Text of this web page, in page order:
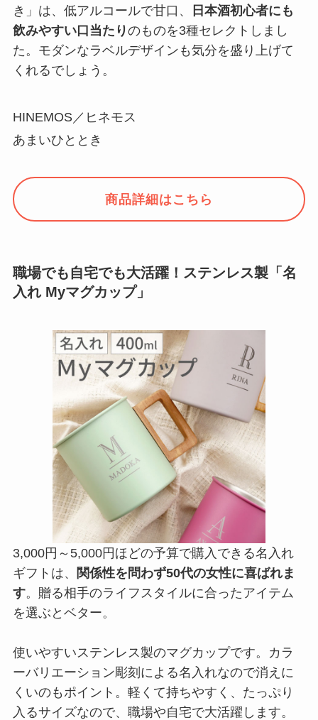
き」は、低アルコールで甘口、
日本酒初心者にも
飲みやすい口当たりのものを3種セレクトしまし
た。モダンなラベルデザインも気分を盛り上げて
くれるでしょう。
HINEMOS／ヒネモス
あまいひととき
商品詳細はこちら
職場でも自宅でも大活躍！ステンレス製「名
入れ Myマグカップ」
3,000円～5,000円ほどの予算で購入できる名入れ
ギフトは、
関係性を問わず50代の女性に喜ばれま
す。贈る相手のライフスタイルに合ったアイテム
を選ぶとベター。
使いやすいステンレス製のマグカップです。カラ
ーバリエーション彫刻による名入れなので消えに
くいのもポイント。軽くて持ちやすく、たっぷり
入るサイズなので、職場や自宅で大活躍します。